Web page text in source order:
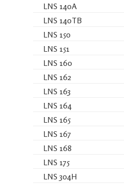
LNS 140A
LNS 140TB
LNS 150
LNS 151
LNS 160
LNS 162
LNS 163
LNS 164
LNS 165
LNS 167
LNS 168
LNS 175
LNS 304H